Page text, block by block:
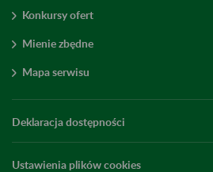
Konkursy ofert
Mienie zbędne
Mapa serwisu
Deklaracja dostępności
Ustawienia plików cookies